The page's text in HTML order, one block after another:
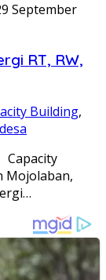
September
RT, RW,
Building,
Capacity
Mojolaban,